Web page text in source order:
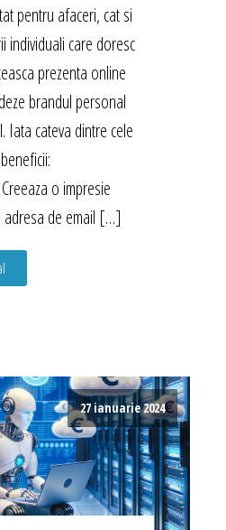
pentru afaceri, cat si
individuali care doresc
prezenta online
brandul personal
Iata cateva dintre cele
o impresie
adresa de email […]
27 ianuarie 2024